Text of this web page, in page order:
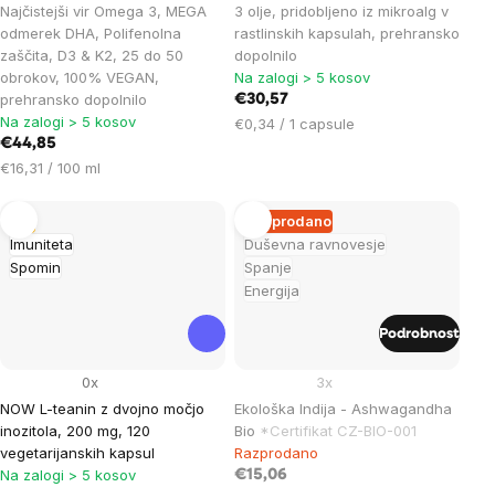
Najčistejši vir Omega 3, MEGA
odmerek DHA, Polifenolna
zaščita, D3 & K2, 25 do 50
obrokov, 100% VEGAN,
prehransko dopolnilo
Na zalogi > 5 kosov
€44,85
Cena
€16,31 / 100 ml
3 olje, pridobljeno iz mikroalg v
rastlinskih kapsulah, prehransko
dopolnilo
Na zalogi > 5 kosov
€30,57
Cena
€0,34 / 1 capsule
Imuniteta
Spomin
NOW L-teanin z dvojno močjo
inozitola, 200 mg, 120
vegetarijanskih kapsul
0x
Na zalogi > 5 kosov
Duševna ravnovesje
Spanje
Energija
Razprodano
Ekološka Indija - Ashwagandha
Bio *Certifikat CZ-BIO-001
3x
Razprodano
€15,06
Podrobnost